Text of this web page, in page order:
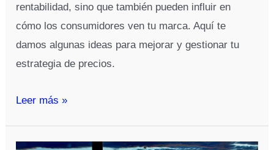
rentabilidad, sino que también pueden influir en
cómo los consumidores ven tu marca. Aquí te
damos algunas ideas para mejorar y gestionar tu
estrategia de precios.
¿Cómo
Leer más »